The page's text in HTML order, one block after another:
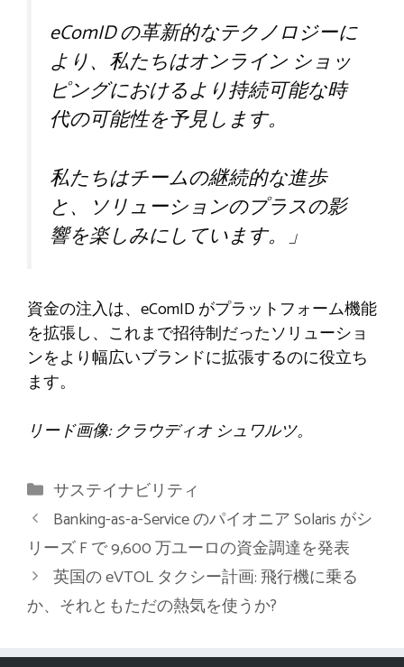
eComID の革新的なテクノロジーに
より、私たちはオンライン ショッ
ピングにおけるより持続可能な時
代の可能性を予見します。
私たちはチームの継続的な進歩
と、ソリューションのプラスの影
響を楽しみにしています。」
資金の注入は、eComID がプラットフォーム機能
を拡張し、これまで招待制だったソリューショ
ンをより幅広いブランドに拡張するのに役立ち
ます。
リード画像: クラウディオ シュワルツ。
カ
テ
ゴ
リ
ー
サステイナビリティ
Banking-as-a-Service のパイオニア Solaris がシ
リーズ F で 9,600 万ユーロの資金調達を発表
英国の eVTOL タクシー計画: 飛行機に乗る
か、それともただの熱気を使うか?